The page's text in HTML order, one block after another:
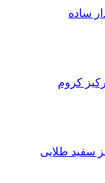
ساده
کروم
سفید طلایی